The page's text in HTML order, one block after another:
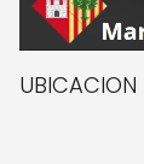
UBICACION